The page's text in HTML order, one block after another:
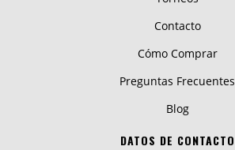
Contacto
Cómo Comprar
Preguntas Frecuentes
Blog
DATOS DE CONTACTO